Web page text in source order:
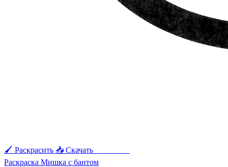
🖌 Раскрасить 📥 Скачать
Раскраска Мишка с бантом